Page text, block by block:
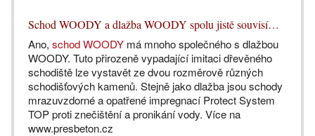
Schod WOODY a dlažba WOODY spolu jistě souvisí…
Ano, schod WOODY má mnoho společného s dlažbou
WOODY. Tuto přirozeně vypadající imitaci dřevěného
schodiště lze vystavět ze dvou rozměrově různých
schodišťových kamenů. Stejně jako dlažba jsou schody
mrazuvzdorné a opatřené impregnací Protect System
TOP proti znečištění a pronikání vody. Více na
www.presbeton.cz